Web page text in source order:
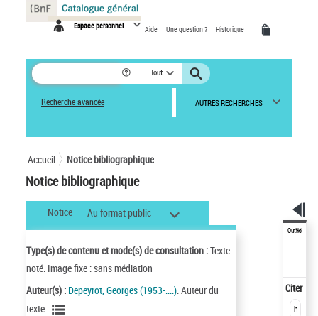
Espace personnel Aide Une question ? Historique
Tout
Recherche avancée AUTRES RECHERCHES
Accueil Notice bibliographique
Notice bibliographique
Notice Au format public
Type(s) de contenu et mode(s) de consultation :Texte
noté. Image fixe : sans médiation
Auteur(s) : Depeyrot, Georges (1953-....). Auteur du
texte
Outils
Citer
Panneau de gestion des cookies